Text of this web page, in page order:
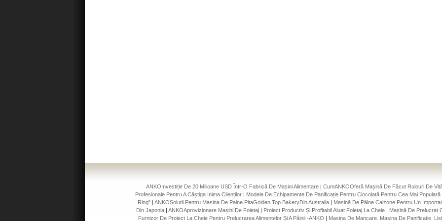
ANKOInvestiție De 20 Milioane USD Într-O Fabrică De Mașini Alimentare| CumANKOOferă Mașină De Făcut Rulouri De
Profesionale Pentru A Câștiga Inima Clienților| Modele De Echipamente De Panificație Pentru Ciocolată Pentru Cea Mai
Ring” | ANKOSolutii Pentru Masina De Paine PitaGolden Top BakeryDin Australia | Mașină De Pâine Calzone Pentru Un
Din Japonia | ANKOAprovizionare Mașini De Foietaj | Proiect Productiv Și Profitabil Aluat Foietaj La Cheie | Mașină De Prelucrat
Furnizor De Proiect La Cheie Pentru Prelucrarea Alimentelor Și A Pâinii -ANKO | Masina De Mancare. Masina De Panificatie.